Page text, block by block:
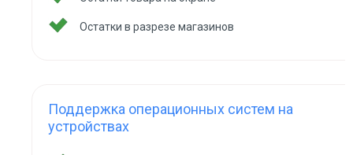
Остатки в разрезе магазинов
Поддержка операционных систем на
устройствах